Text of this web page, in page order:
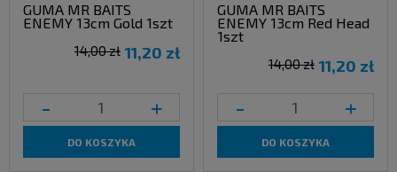
GUMA MR BAITS
ENEMY 13cm Gold 1szt
11,20 zł
14,00 zł
- +
DO KOSZYKA
GUMA MR BAITS
ENEMY 13cm Red Head
1szt
11,20 zł
14,00 zł
- +
DO KOSZYKA